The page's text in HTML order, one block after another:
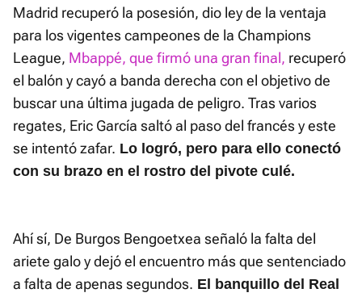
Madrid recuperó la posesión, dio ley de la ventaja
para los vigentes campeones de la Champions
League, Mbappé, que firmó una gran final, recuperó
el balón y cayó a banda derecha con el objetivo de
buscar una última jugada de peligro. Tras varios
regates, Eric García saltó al paso del francés y este
se intentó zafar. Lo logró, pero para ello conectó
con su brazo en el rostro del pivote culé.
Ahí sí, De Burgos Bengoetxea señaló la falta del
ariete galo y dejó el encuentro más que sentenciado
a falta de apenas segundos. El banquillo del Real